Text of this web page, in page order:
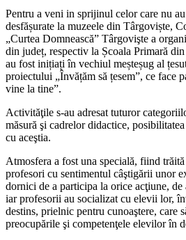
Pentru a veni in sprijinul celor care nu
desfășurate la muzeele din Târgoviște,
„Curtea Domnească” Târgovişte a
din județ, respectiv la Școala Primară
au fost inițiați în vechiul meșteșug al
proiectului „Învățăm să țesem”, ce face
vine la tine”.
Activităţile s-au adresat tuturor
măsură şi cadrelor didactice,
cu aceştia.
Atmosfera a fost una specială, fiind
profesori cu sentimentul câştigării unor
dornici de a participa la orice acţiune, de
iar profesorii au socializat cu elevii lor,
destins, prielnic pentru cunoaştere, care
preocupările şi competenţele elevilor în